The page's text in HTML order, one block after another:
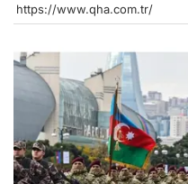
https://www.qha.com.tr/